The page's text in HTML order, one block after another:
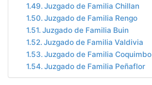
Juzgado de Familia Chillan
Juzgado de Familia Rengo
Juzgado de Familia Buin
Juzgado de Familia Valdivia
Juzgado de Familia Coquimbo
Juzgado de Familia Peñaflor